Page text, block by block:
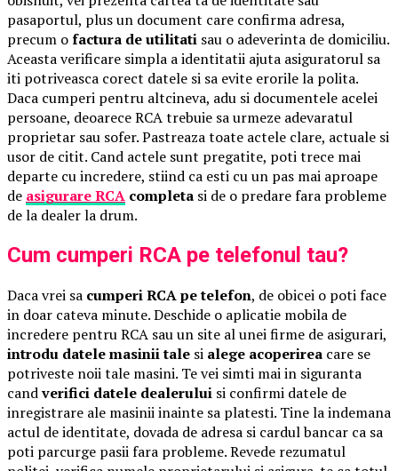
pasaportul, plus un document care confirma adresa,
precum ofactura de utilitati sau o adeverinta de domiciliu.
Aceasta verificare simpla a identitatii ajuta asiguratorul sa
iti potriveasca corect datele si sa evite erorile la polita.
Daca cumperi pentru altcineva, adu si documentele acelei
persoane, deoarece RCA trebuie sa urmeze adevaratul
proprietar sau sofer. Pastreaza toate actele clare, actuale si
usor de citit. Cand actele sunt pregatite, poti trece mai
departe cu incredere, stiind ca esti cu un pas mai aproape
de asigurare RCA completa si de o predare fara probleme
de la dealer la drum.
Cum cumperi RCA pe telefonul tau?
Daca vrei sa cumperi RCA pe telefon, de obicei o poti face
in doar cateva minute. Deschide o aplicatie mobila de
incredere pentru RCA sau un site al unei firme de asigurari,
introdu datele masinii tale si alege acoperirea care se
potriveste noii tale masini. Te vei simti mai in siguranta
candverifici datele dealerului si confirmi datele de
inregistrare ale masinii inainte sa platesti. Tine la indemana
actul de identitate, dovada de adresa si cardul bancar ca sa
poti parcurge pasii fara probleme. Revede rezumatul